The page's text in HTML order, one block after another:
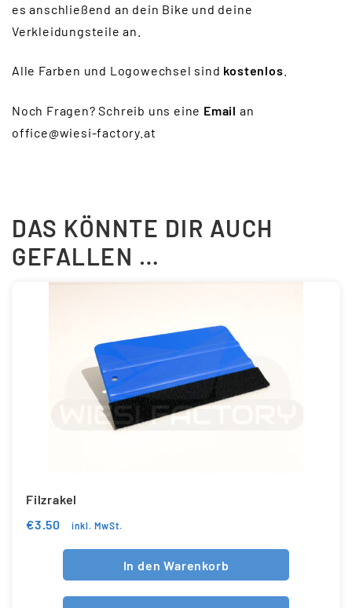
es anschließend an dein Bike und deine
Verkleidungsteile an.
Alle Farben und Logowechsel sind kostenlos
Noch Fragen? Schreib uns eine Email an
office@wiesi-factory.at
DAS KÖNNTE DIR AUCH
GEFALLEN …
Filzrakel
€3.50 inkl. MwSt.
In den Warenkorb